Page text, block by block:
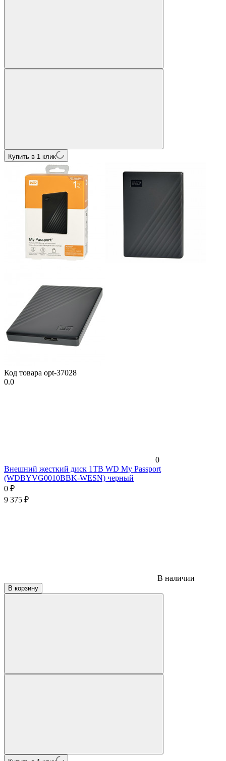
Купить в 1 клик
Код товара opt-37028
0.0
0
Внешний жесткий диск 1TB WD My Passport
(WDBYVG0010BBK-WESN) черный
0 ₽
9 375 ₽
В наличии
В корзину